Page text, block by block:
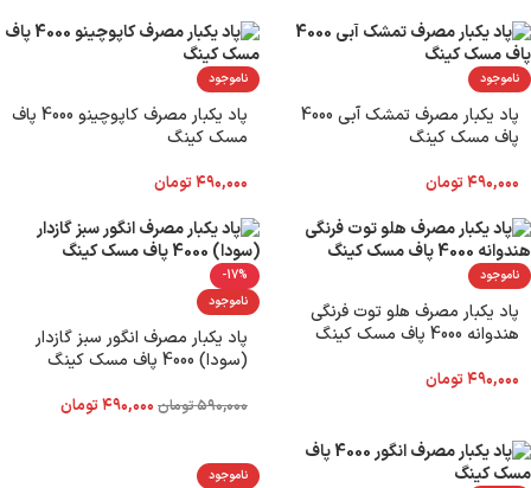
ناموجود
پاد یکبار مصرف تمشک آبی 4000
پاف مسک کینگ
۴۹۰,۰۰۰ تومان
ناموجود
پاد یکبار مصرف کاپوچینو 4000 پاف
مسک کینگ
۴۹۰,۰۰۰ تومان
ناموجود
پاد یکبار مصرف هلو توت فرنگی
هندوانه 4000 پاف مسک کینگ
۴۹۰,۰۰۰ تومان
-17%
ناموجود
پاد یکبار مصرف انگور سبز گازدار
(سودا) 4000 پاف مسک کینگ
۵۹۰,۰۰۰تومان ۴۹۰,۰۰۰ تومان
ناموجود